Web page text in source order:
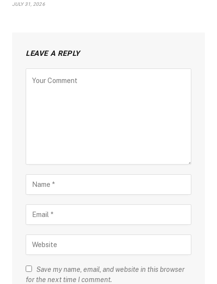
JULY 31, 2026
LEAVE A REPLY
Save my name, email, and website in this browser
for the next time I comment.